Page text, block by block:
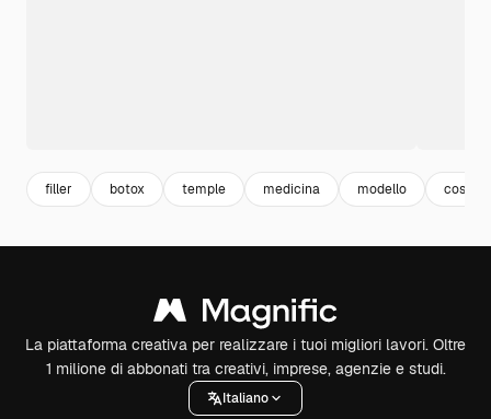
filler botox temple medicina modello
La piattaforma creativa per realizzare i tuoi migliori lavori. Oltre
1 milione di abbonati tra creativi, imprese, agenzie e studi.
Italiano